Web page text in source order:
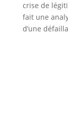
crise de
fait une
d’une